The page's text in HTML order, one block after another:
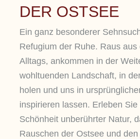
DER OSTSEE
Ein ganz besonderer
Refugium der Ruhe. Raus
Alltags, ankommen in der
wohltuenden Landschaft, in
holen und uns in
inspirieren lassen. Erleben
Schönheit unberührter Natur,
Rauschen der Ostsee und